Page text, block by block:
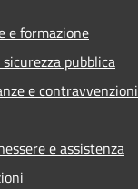
e formazione
pubblica
e contravvenzioni
e assistenza